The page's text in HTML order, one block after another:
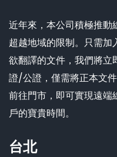
近年來，本公司積極推動
超越地域的限制。只需加
欲翻譯的文件，我們將立
證/公證，僅需將正本文
前往門市，即可實現遠端
戶的寶貴時間。
台北